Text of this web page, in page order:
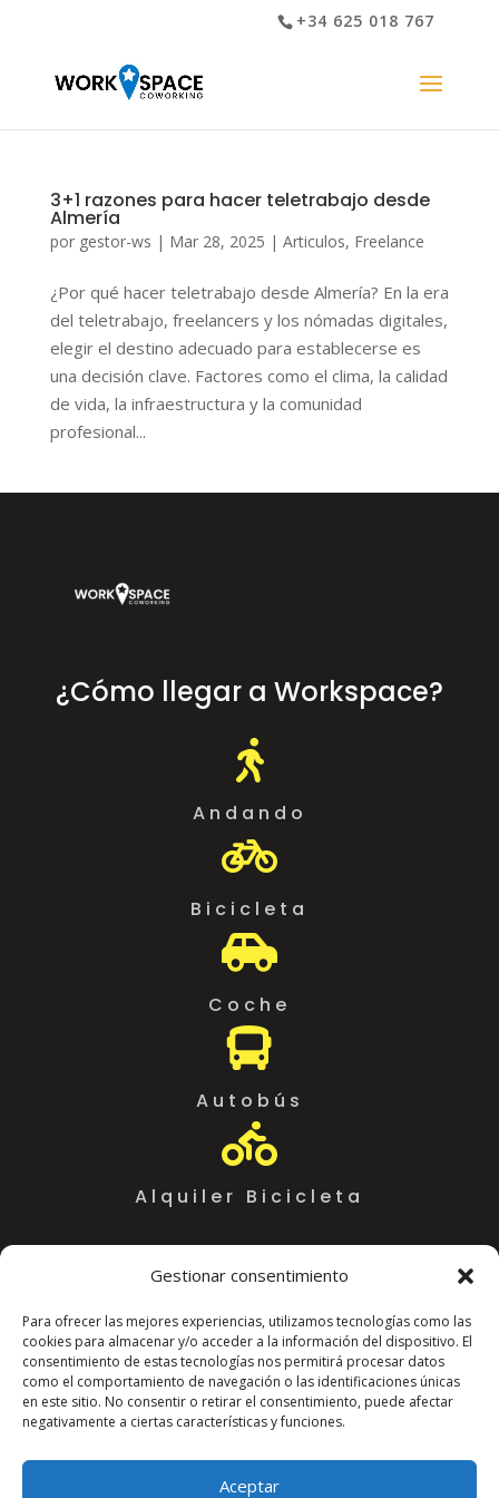
Gestionar consentimiento
Para ofrecer las mejores experiencias, utilizamos tecnologías como las
cookies para almacenar y/o acceder a la información del dispositivo. El
consentimiento de estas tecnologías nos permitirá procesar datos
como el comportamiento de navegación o las identificaciones únicas
en este sitio. No consentir o retirar el consentimiento, puede afectar
negativamente a ciertas características y funciones.
Aceptar
+34 625 018 767
3+1 razones para hacer teletrabajo desde
Almería
por gestor-ws | Mar 28, 2025 | Articulos, Freelance
¿Por qué hacer teletrabajo desde Almería? En la era
del teletrabajo, freelancers y los nómadas digitales,
elegir el destino adecuado para establecerse es
una decisión clave. Factores como el clima, la calidad
de vida, la infraestructura y la comunidad
profesional...
¿Cómo llegar a Workspace?

Andando

Bicicleta

Coche

Autobús

Alquiler Bicicleta